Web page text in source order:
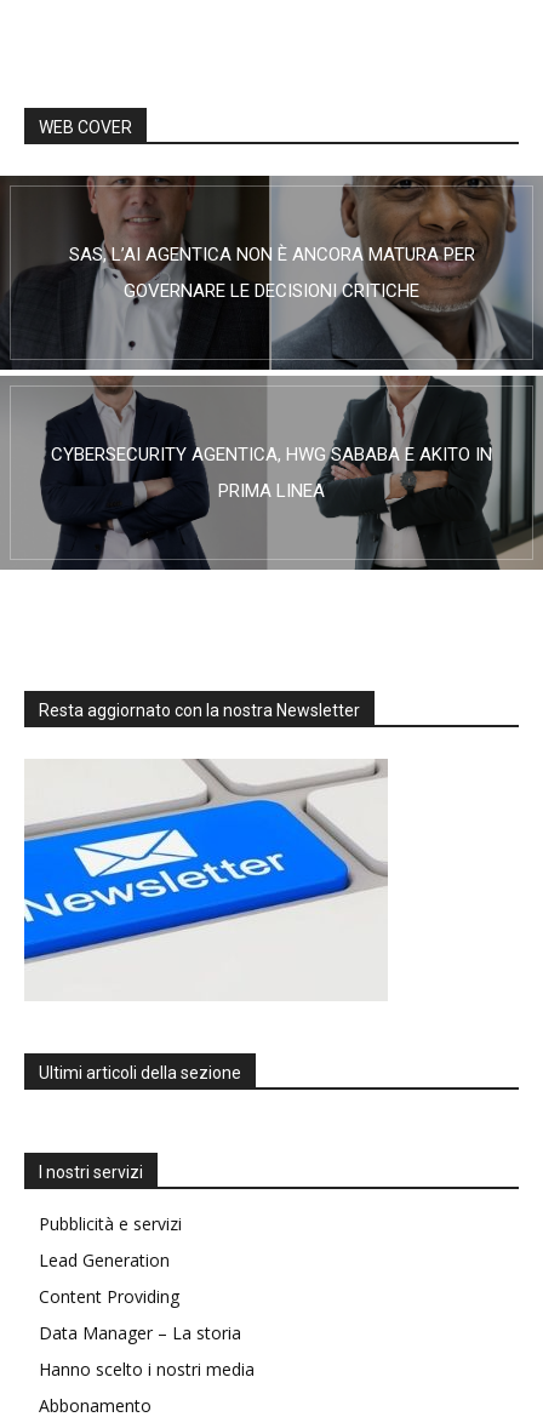
WEB COVER
SAS, L’AI AGENTICA NON È ANCORA MATURA PER
GOVERNARE LE DECISIONI CRITICHE
CYBERSECURITY AGENTICA, HWG SABABA E AKITO IN
PRIMA LINEA
Resta aggiornato con la nostra Newsletter
Ultimi articoli della sezione
I nostri servizi
Pubblicità e servizi
Lead Generation
Content Providing
Data Manager – La storia
Hanno scelto i nostri media
Abbonamento